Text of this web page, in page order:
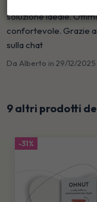
soluzione ideale.
confortevole. Grazie
sulla chat
Da Alberto in29/12/2025
9 altri prodotti
-31%